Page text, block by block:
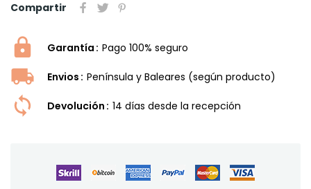
Compartir
Garantía Pago 100% seguro
Envios Península y Baleares (según producto)
Devolución 14 dí­as desde la recepción